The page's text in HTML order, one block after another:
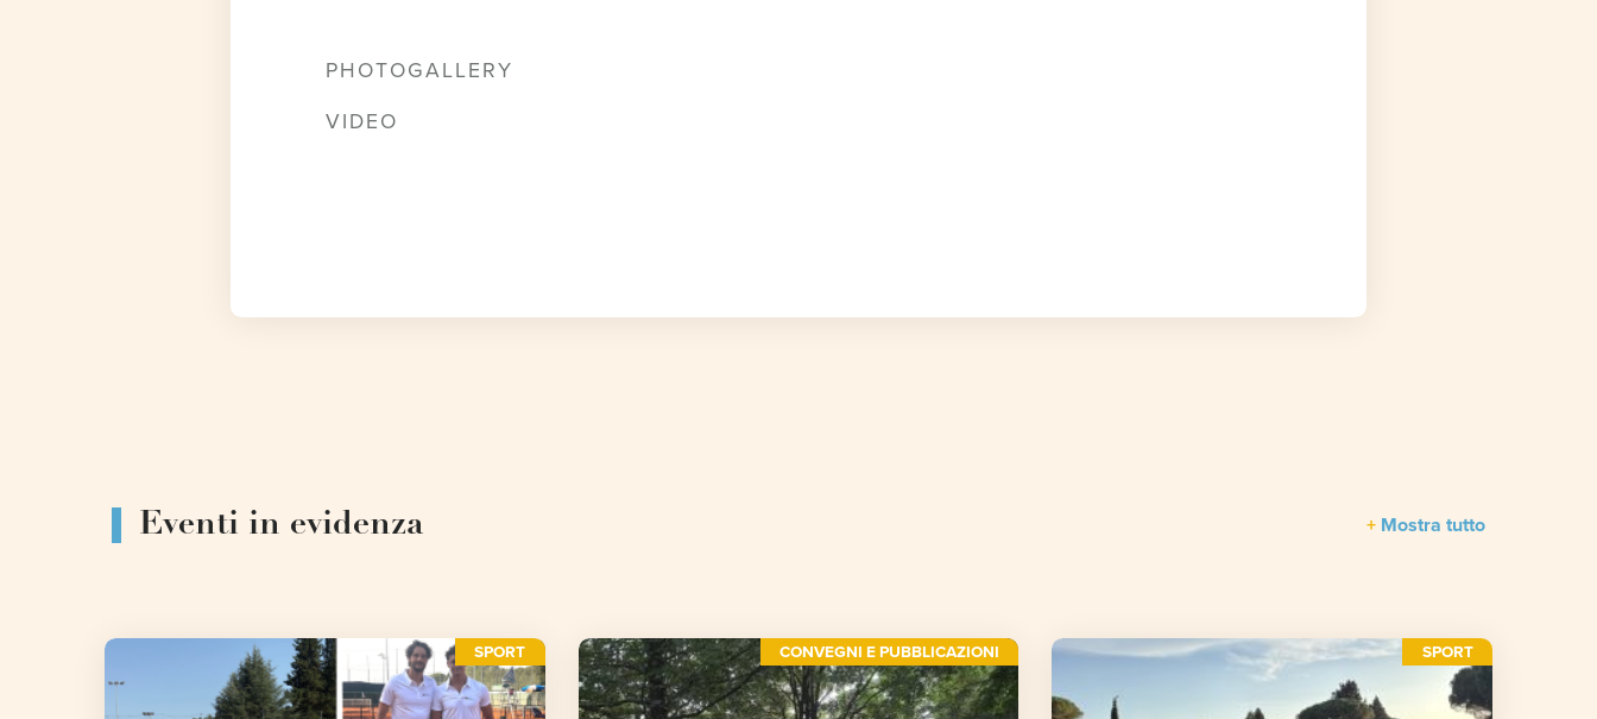
PHOTOGALLERY
VIDEO
Eventi in evidenza Mostra tutto
SPORT CONVEGNI E PUBBLICAZIONI SPORT